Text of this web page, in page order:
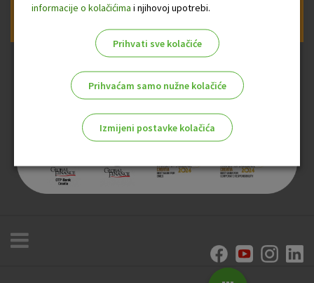
Prijava na newsletter OTP banke
informacije o kolačićima i njihovoj upotrebi.
Prihvati sve kolačiće
Prihvaćam samo nužne kolačiće
Izmijeni postavke kolačića
Nužni kolačići